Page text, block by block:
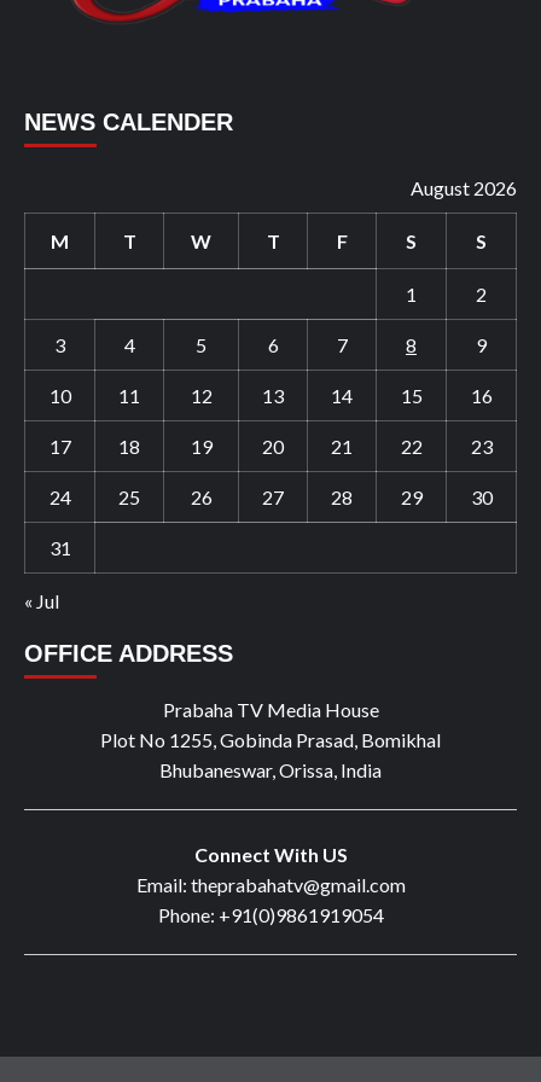
NEWS CALENDER
August 2026
M T W T F S S
1 2
3 4 5 6 7 8 9
10 11 12 13 14 15 16
17 18 19 20 21 22 23
24 25 26 27 28 29 30
31
« Jul
OFFICE ADDRESS
Prabaha TV Media House
Plot No 1255, Gobinda Prasad, Bomikhal
Bhubaneswar, Orissa, India
Connect With US
Email: theprabahatv@gmail.com
Phone: +91(0)9861919054